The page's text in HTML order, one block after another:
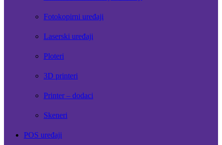
Fotokopirni uređaji
Laserski uređaji
Ploteri
3D printeri
Printer – dodaci
Skeneri
POS uređaji